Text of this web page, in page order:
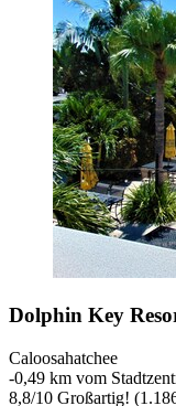
Dolphin Key
Caloosahatchee
‐0,49 km vom
8,8/10 Großartig!